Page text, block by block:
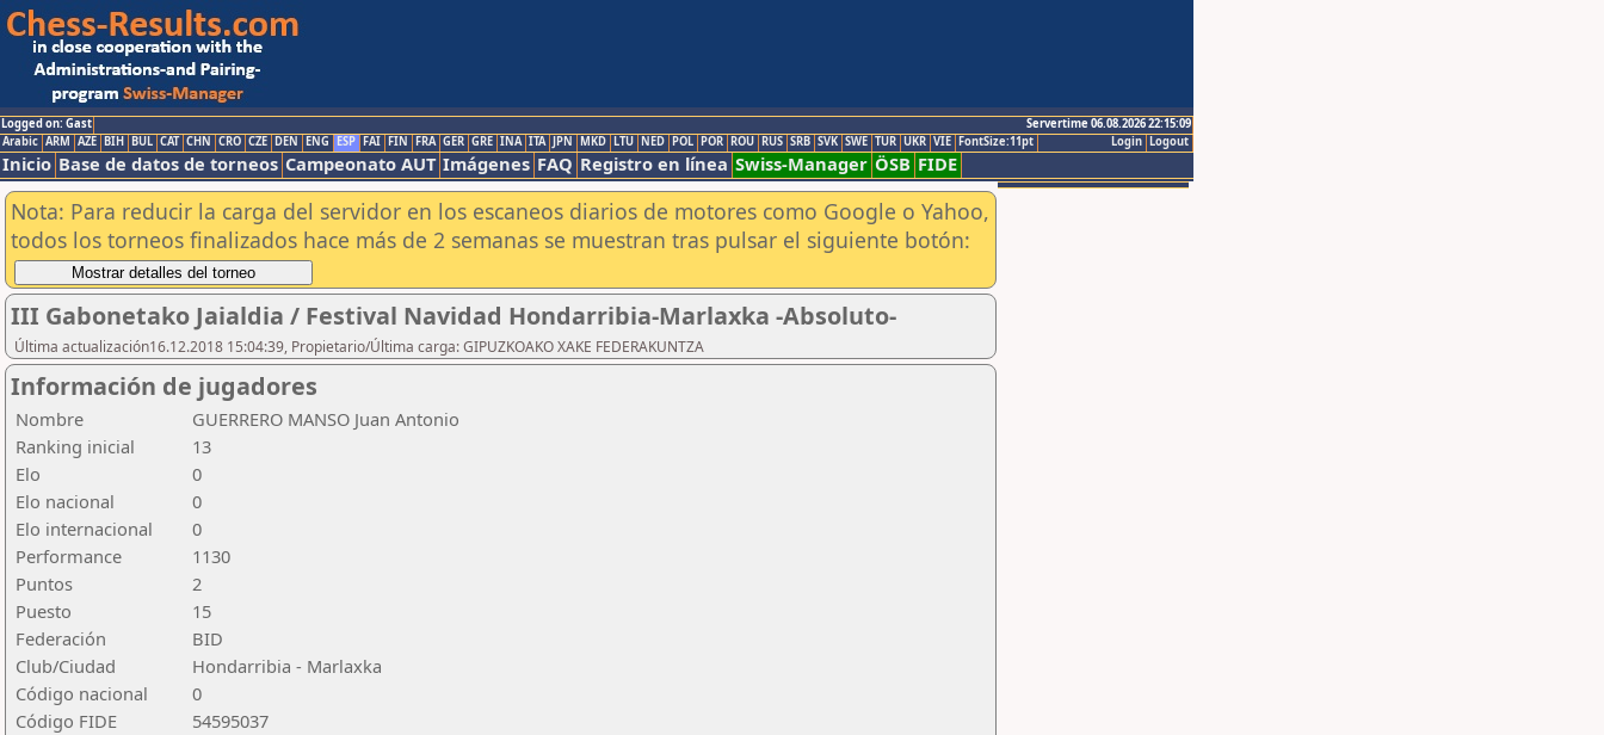
Logged on: Gast
Servertime 06.08.2026 22:15:09
Logout
Login
Arabic ARM AZE BIH BUL CAT CHN CRO CZE DEN ENG ESP FAI FIN FRA GER GRE INA ITA JPN MKD LTU NED POL POR ROU RUS SRB SVK SWE TUR UKR VIE FontSize:11pt
Inicio Base de datos de torneos Campeonato AUT Imágenes FAQ Registro en línea Swiss-Manager ÖSB FIDE
Nota: Para reducir la carga del servidor en los escaneos diarios de motores como Google o Yahoo,
todos los torneos finalizados hace más de 2 semanas se muestran tras pulsar el siguiente botón:
III Gabonetako Jaialdia / Festival Navidad Hondarribia-Marlaxka -Absoluto-
Última actualización16.12.2018 15:04:39, Propietario/Última carga: GIPUZKOAKO XAKE FEDERAKUNTZA
Información de jugadores
Nombre
GUERRERO MANSO Juan Antonio
Ranking inicial
13
Elo
0
Elo nacional
0
Elo internacional
0
Performance
1130
Puntos
2
Puesto
15
Federación
BID
Club/Ciudad
Hondarribia - Marlaxka
Código nacional
0
Código FIDE
54595037